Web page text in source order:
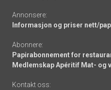
Annonsere:
Informasjon og priser nett/
Abonnere:
Papirabonnement for
Medlemskap Apéritif Mat- og
Kontakt oss: